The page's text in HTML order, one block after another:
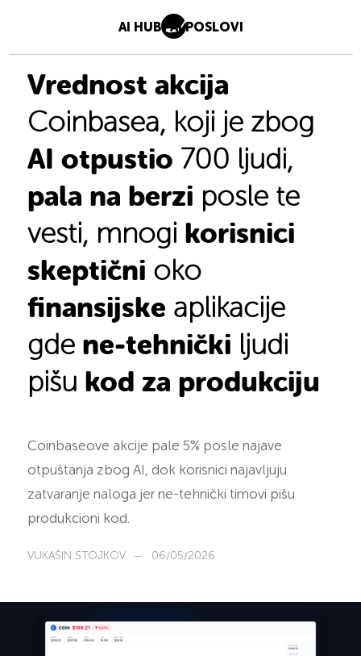
AI HUB AI POSLOVI
Vrednost akcija
Coinbasea, koji je zbog
AI otpustio 700 ljudi,
pala na berzi posle te
vesti, mnogi korisnici
skeptični oko
finansijske aplikacije
gde ne-tehnički ljudi
pišu kod za produkciju
Coinbaseove akcije pale 5% posle najave
otpuštanja zbog AI, dok korisnici najavljuju
zatvaranje naloga jer ne-tehnički timovi pišu
produkcioni kod.
VUKAŠIN STOJKOV — 06/05/2026